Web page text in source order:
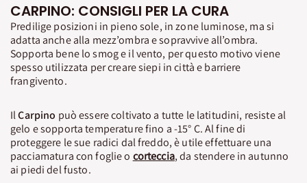
CARPINO: CONSIGLI PER LA CURA
Predilige posizioni in pieno sole, in zone luminose, ma si
adatta anche alla mezz’ombra e sopravvive all’ombra.
Sopporta bene lo smog e il vento, per questo motivo viene
spesso utilizzata per creare siepi in città e barriere
frangivento.
IlCarpino può essere coltivato a tutte le latitudini, resiste al
gelo e sopporta temperature fino a -15° C. Al fine di
proteggere le sue radici dal freddo, è utile effettuare una
pacciamatura con foglie o corteccia, da stendere in autunno
ai piedi del fusto.